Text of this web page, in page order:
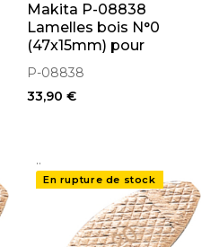
Makita P-08838
Lamelles bois N°0
(47x15mm) pour
lamelleuse 1000p
P-08838
33,90 €
..
En rupture de stock